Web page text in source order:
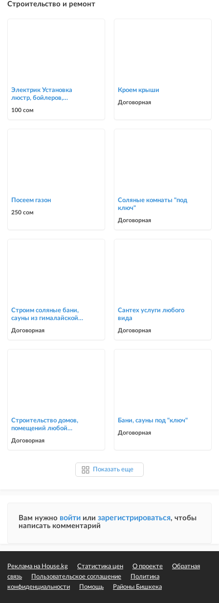
Строительство и ремонт
Электрик Установка
люстр, бойлеров,
0700303090
100 сом
Кроем крыши
Договорная
Посеем газон
250 сом
Соляные комнаты "под
ключ"
Договорная
Строим соляные бани,
сауны из гималайской
Договорная
Сантех услуги любого
вида
Договорная
Строительство домов,
помещений любой
Договорная
Бани, сауны под "ключ"
Договорная
Показать еще
Вам нужно войти или зарегистрироваться, чтобы
написать комментарий
Реклама на House.kg Статистика цен О проекте
Обратная
связь
Пользовательское соглашение
Политика
конфиденциальности
Помощь Районы Бишкека